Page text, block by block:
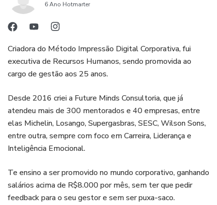
6 Ano Hotmarter
Criadora do Método Impressão Digital Corporativa, fui
executiva de Recursos Humanos, sendo promovida ao
cargo de gestão aos 25 anos.
Desde 2016 criei a Future Minds Consultoria, que já
atendeu mais de 300 mentorados e 40 empresas, entre
elas Michelin, Losango, Supergasbras, SESC, Wilson Sons,
entre outra, sempre com foco em Carreira, Liderança e
Inteligência Emocional.
Te ensino a ser promovido no mundo corporativo, ganhando
salários acima de R$8.000 por mês, sem ter que pedir
feedback para o seu gestor e sem ser puxa-saco.